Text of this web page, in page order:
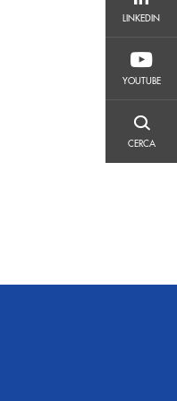
LINKEDIN
YOUTUBE
CERCA